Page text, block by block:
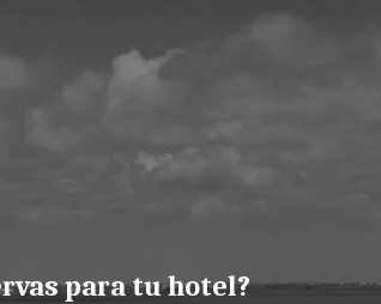
para tu hotel?